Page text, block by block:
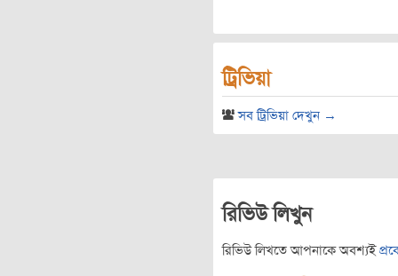
ট্রিভিয়া
সব ট্রিভিয়া দেখুন →
রিভিউ লিখুন
রিভিউ লিখতে আপনাকে অবশ্যই